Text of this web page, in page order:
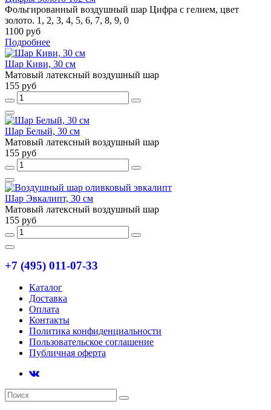
Фольгированный воздушный шар Цифра с гелием, цвет
золото. 1, 2, 3, 4, 5, 6, 7, 8, 9, 0
1100 руб
Подробнее
Шар Киви, 30 см
Матовый латексный воздушный шар
155 руб
Шар Белый, 30 см
Матовый латексный воздушный шар
155 руб
Шар Эвкалипт, 30 см
Матовый латексный воздушный шар
155 руб
+7 (495) 011-07-33
Каталог
Доставка
Оплата
Контакты
Политика конфиденциальности
Пользовательское соглашение
Публичная оферта